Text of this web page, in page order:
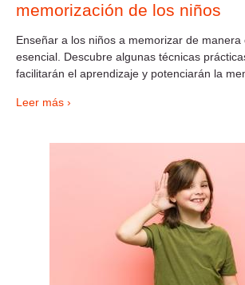
memorización de los niños
Enseñar a los niños a memorizar de manera
esencial. Descubre algunas técnicas
facilitarán el aprendizaje y potenciarán la
Leer más ›